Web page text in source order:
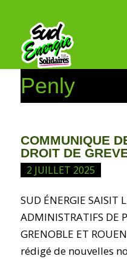
Penly
COMMUNIQUE
DROIT DE
2 JUILLET 2025
SUD ÉNERGIE SAISIT
ADMINISTRATIFS DE
GRENOBLE ET
rédigé de nouvelles